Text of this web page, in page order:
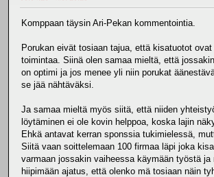
Komppaan täysin Ari-Pekan kommentointia.
Porukan eivät tosiaan tajua, että kisatuotot
toimintaa. Siinä olen samaa mieltä, että
on optimi ja jos menee yli niin porukat
se jää nähtäväksi.
Ja samaa mieltä myös siitä, että niiden
löytäminen ei ole kovin helppoa, koska lajin
Ehkä antavat kerran sponssia tukimielessä,
Siitä vaan soittelemaan 100 firmaa läpi joka
varmaan jossakin vaiheessa käymään työstä ja
hiipimään ajatus, että olenko mä tosiaan näin